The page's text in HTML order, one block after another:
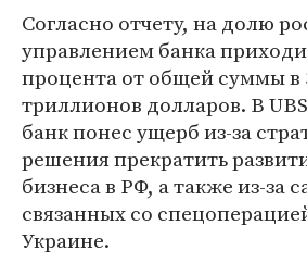
Согласно отчету, на долю
управлением банка
процента от общей суммы в
триллионов долларов. В
банк понес ущерб из-за
решения прекратить
бизнеса в РФ, а также из-за
связанных со
Украине.